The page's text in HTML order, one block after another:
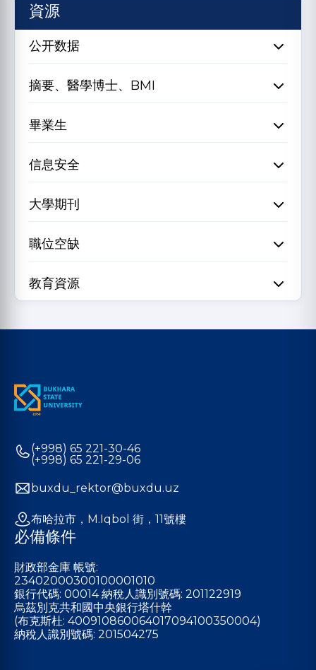
資源
公开数据
摘要、醫學博士、BMI
畢業生
信息安全
大學期刊
職位空缺
教育資源
(+998) 65 221-30-46
(+998) 65 221-29-06
buxdu_rektor@buxdu.uz
布哈拉市，M.Iqbol 街，11號樓
必備條件
財政部金庫 帳號:
23402000300100001010
銀行代碼: 00014 納稅人識別號碼: 201122919
烏茲別克共和國中央銀行塔什幹
(布克斯杜: 400910860064017094100350004)
納稅人識別號碼: 201504275